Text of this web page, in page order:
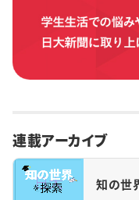
連載アーカイブ
知の世